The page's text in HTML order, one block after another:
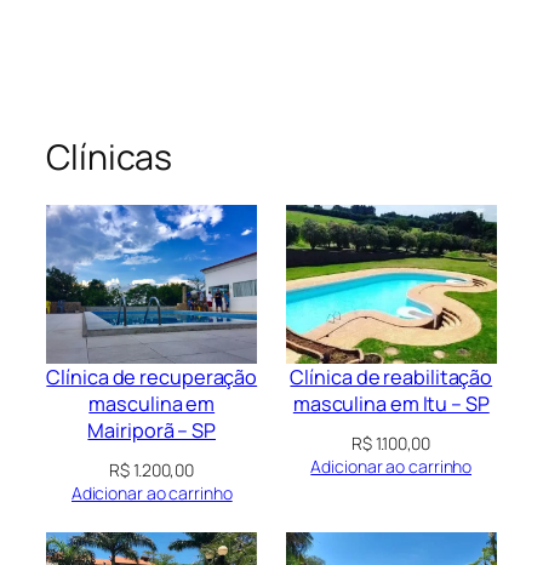
Clínicas
Clínica de recuperação
masculina em
Mairiporã – SP
R$1.200,00
Adicionar ao carrinho
Clínica de reabilitação
masculina em Itu – SP
R$1.100,00
Adicionar ao carrinho